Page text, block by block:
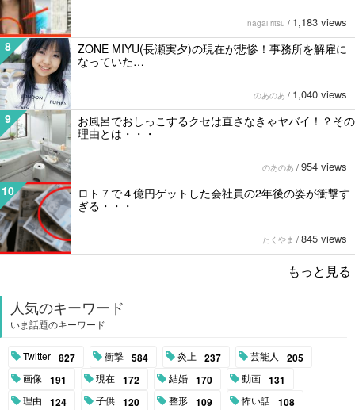
nagai ritsu / 1,183 views
8
ZONE MIYU(長瀬実夕)の現在が悲惨！事務所を解雇に
なっていた…
のあのあ / 1,040 views
9
お風呂でおしっこするクセは直さなきゃヤバイ！？その
理由とは・・・
のあのあ / 954 views
10
ロト７で４億円ゲットした会社員の2年後の姿が衝撃す
ぎる・・・
たくやま / 845 views
もっと見る
人気のキーワード
いま話題のキーワード
Twitter 827 衝撃 584 炎上 237 芸能人 205
画像 191 現在 172 結婚 170 動画 131
理由 124 子供 120 整形 109 怖い話 108